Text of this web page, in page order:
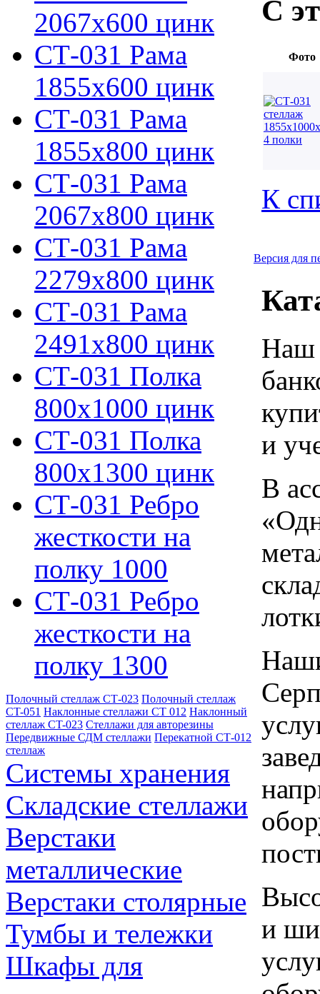
2067х600 цинк
СТ-031 Рама
1855х600 цинк
СТ-031 Рама
1855х800 цинк
СТ-031 Рама
2067х800 цинк
СТ-031 Рама
2279х800 цинк
СТ-031 Рама
2491х800 цинк
СТ-031 Полка
800х1000 цинк
СТ-031 Полка
800х1300 цинк
СТ-031 Ребро
жесткости на
полку 1000
СТ-031 Ребро
жесткости на
полку 1300
Полочный стеллаж СТ-023 Полочный стеллаж
CT-051 Наклонные стеллажи СТ 012 Наклонный
стеллаж CT-023 Стеллажи для авторезины
Передвижные СДМ стеллажи Перекатной СТ-012
стеллаж
Системы хранения
Складские стеллажи
Верстаки
металлические
Верстаки столярные
Тумбы и тележки
Шкафы для
С
Фото
К
Версия для
Наш
и
В
и